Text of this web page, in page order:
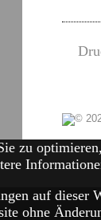
zu
auf dieser
ohne